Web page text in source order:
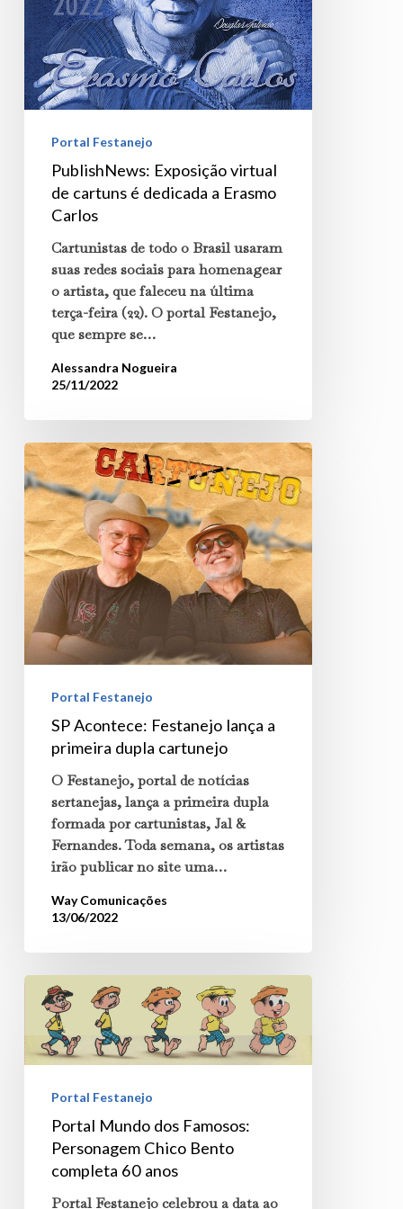
dedicada
Erasmo
Carlos
Portal Festanejo
PublishNews: Exposição virtual
de cartuns é dedicada a Erasmo
Carlos
Cartunistas de todo o Brasil usaram
suas redes sociais para homenagear
o artista, que faleceu na última
terça-feira (22). O portal Festanejo,
que sempre se…
Alessandra Nogueira
25/11/2022
SP
Acontece:
Festanejo
lança
a
primeira
dupla
cartunejo
Portal Festanejo
SP Acontece: Festanejo lança a
primeira dupla cartunejo
O Festanejo, portal de notícias
sertanejas, lança a primeira dupla
formada por cartunistas, Jal &
Fernandes. Toda semana, os artistas
irão publicar no site uma…
Way Comunicações
13/06/2022
Portal
Mundo
dos
Personagem
Chico
Portal Festanejo
Portal Mundo dos Famosos:
Personagem Chico Bento
completa 60 anos
Portal Festanejo celebrou a data ao